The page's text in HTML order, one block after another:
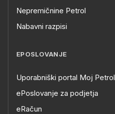
Nepremičnine Petrol
Nabavni razpisi
EPOSLOVANJE
Uporabniški portal Moj Petrol
ePoslovanje za podjetja
eRačun